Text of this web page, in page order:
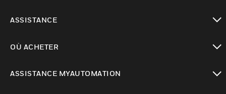
ASSISTANCE
OÙ ACHETER
ASSISTANCE MYAUTOMATION